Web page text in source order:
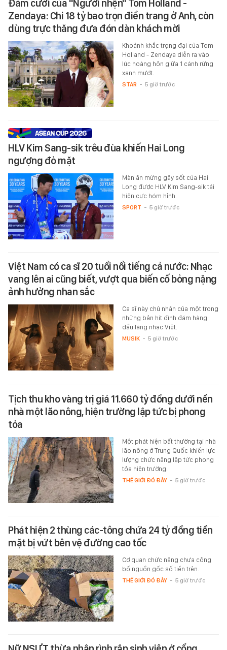
Đám cưới của "Người nhện" Tom Holland -
Zendaya: Chi 18 tỷ bao trọn điền trang ở Anh, còn
dùng trực thăng đưa đón dàn khách mời
Khoảnh khắc trọng đại của Tom
Holland - Zendaya diễn ra vào
lúc hoàng hôn giữa 1 cánh rừng
xanh mướt.
STAR - 5 giờ trước
HLV Kim Sang-sik trêu đùa khiến Hai Long
ngượng đỏ mặt
Màn ăn mừng gây sốt của Hai
Long được HLV Kim Sang-sik tái
hiện cực hóm hỉnh.
SPORT - 5 giờ trước
Việt Nam có ca sĩ 20 tuổi nổi tiếng cả nước: Nhạc
vang lên ai cũng biết, vượt qua biến cố bỏng nặng
ảnh hưởng nhan sắc
Ca sĩ này chủ nhân của một trong
những bản hit đình đám hàng
đầu làng nhạc Việt.
MUSIK - 5 giờ trước
Tịch thu kho vàng trị giá 11.660 tỷ đồng dưới nền
nhà một lão nông, hiện trường lập tức bị phong
tỏa
Một phát hiện bất thường tại nhà
lão nông ở Trung Quốc khiến lực
lượng chức năng lập tức phong
tỏa hiện trường.
THẾ GIỚI ĐÓ ĐÂY - 5 giờ trước
Phát hiện 2 thùng các-tông chứa 24 tỷ đồng tiền
mặt bị vứt bên vệ đường cao tốc
Cơ quan chức năng chưa công
bố nguồn gốc số tiền trên.
THẾ GIỚI ĐÓ ĐÂY - 5 giờ trước